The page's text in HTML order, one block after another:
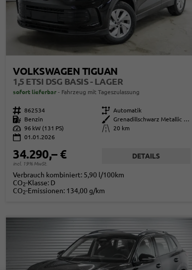
VOLKSWAGEN TIGUAN
1,5 ETSI DSG BASIS - LAGER
sofort lieferbar Fahrzeug mit Tageszulassung
Fahrzeugnr. 862534 Getriebe Automatik
Kraftstoff
Benzin Außenfarbe
Grenadillschwarz Metallic (0E)
Leistung 96 kW (131 PS) Kilometerstand
20 km
01.01.2026
34.290,– €
incl. 19% MwSt.
DETAILS
Verbrauch kombiniert: 5,90 l/100km
CO2-Klasse: D
CO2-Emissionen: 134,00 g/km